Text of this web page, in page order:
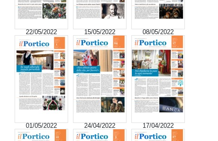
22/05/2022 15/05/2022 08/05/2022
01/05/2022 24/04/2022 17/04/2022